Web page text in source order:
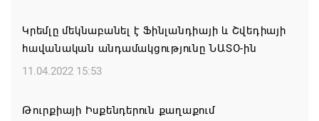
Կրեմլը մեկնաբանել է Ֆինլանդիայի և Շվեդիայի
հավանական անդամակցությունը ՆԱՏՕ-ին
11.04.2022 15:53
Թուրքիայի Իսքենդերուն քաղաքում